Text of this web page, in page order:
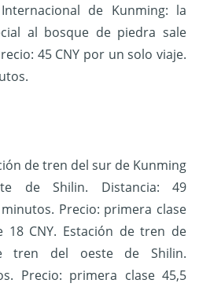
de Kunming: la
al bosque de piedra sale
45 CNY por un solo viaje.
de tren del sur de Kunming
de Shilin. Distancia: 49
Precio: primera clase
18 CNY. Estación de tren de
tren del oeste de Shilin.
Precio: primera clase 45,5